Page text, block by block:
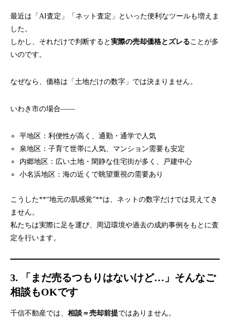
最近は「AI査定」「ネット査定」といった便利なツールも増えま
した。
しかし、それだけで判断すると 実際の売却価格とズレることが多
いのです。
なぜなら、価格は「土地だけの数字」では決まりません。
いわき市の場合――
平地区：利便性が高く、通勤・通学で人気
泉地区：子育て世帯に人気、マンション需要も安定
内郷地区：広い土地・閑静な住宅街が多く、戸建中心
小名浜地区：海の近くで眺望重視の需要あり
こうした**“地元の肌感覚”**は、ネットの数字だけでは見えてき
ません。
私たちは実際に足を運び、周辺環境や過去の成約事例をもとに査
定を行います。
3. 「まだ売るつもりはないけど…」そんなご
相談もOKです
千信不動産では、 相談＝売却前提ではありません。